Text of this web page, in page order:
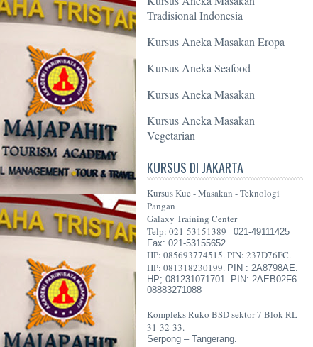
Tradisional Indonesia
Kursus Aneka Masakan Eropa
Kursus Aneka Seafood
Kursus Aneka Masakan
Kursus Aneka Masakan
Vegetarian
KURSUS DI JAKARTA
Kursus Kue - Masakan - Teknologi
Pangan
Galaxy Training Center
Telp: 021-53151389 - 021-49111425
Fax: 021-53155652.
HP: 085693774515. PIN: 237D76FC.
HP: 081318230199. PIN : 2A8798AE.
HP; 081231071701. PIN: 2AEB02F6
08883271088
Kompleks Ruko BSD sektor 7 Blok RL
31-32-33.
Serpong – Tangerang.